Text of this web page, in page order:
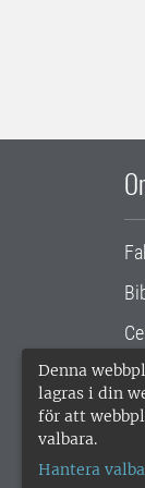
Denna
lagras i din
för att
valbara.
Hantera